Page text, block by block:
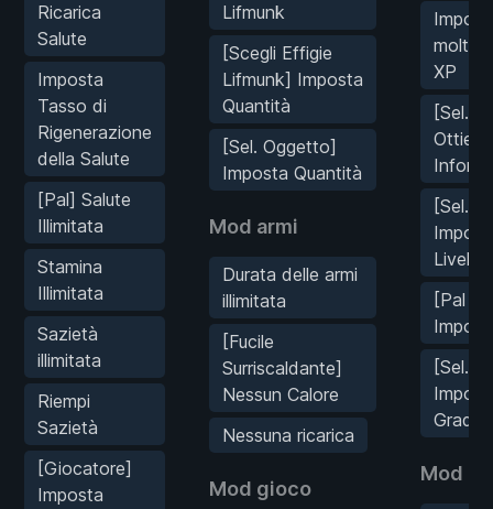
Ricarica
Salute
Imposta
Tasso di
Rigenerazione
della Salute
[Pal] Salute
Illimitata
Stamina
Illimitata
Sazietà
illimitata
Riempi
Sazietà
[Giocatore]
Imposta
Lifmunk
[Scegli Effigie
Lifmunk] Imposta
Quantità
[Sel. Oggetto]
Imposta Quantità
Mod armi
Durata delle armi
illimitata
[Fucile
Surriscaldante]
Nessun Calore
Nessuna ricarica
Mod gioco
XP
[Sel.
Ottieni
[Sel.
Livello
[Pal
[Sel.
Grado
Mod